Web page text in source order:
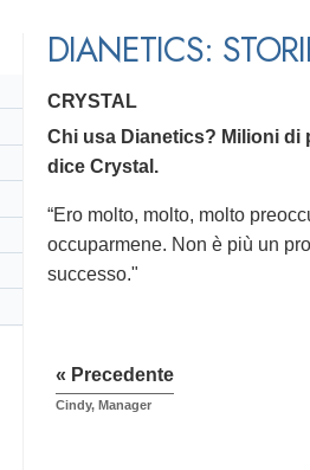
DIANETICS:
CRYSTAL
Chi usa Dianetics? Milioni di
dice Crystal.
“Ero molto, molto, molto
occuparmene. Non è più un
successo."
« Precedente
Cindy, Manager